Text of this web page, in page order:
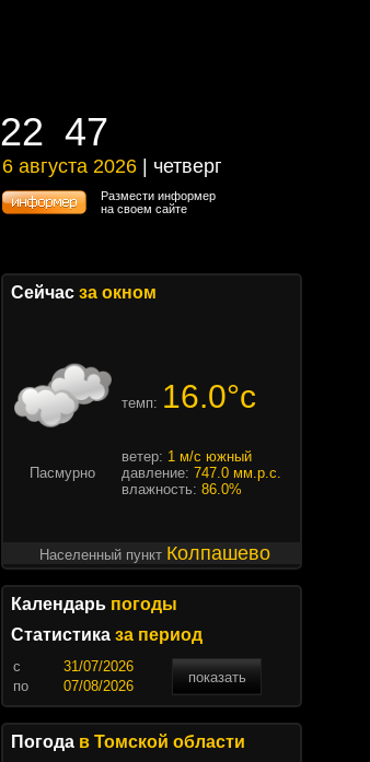
22 47
22 47
6 августа 2026 | четверг
6 августа 2026 | четверг
Размести информер
на своем сайте
Сейчас за окном
темп: 16.0°c
Пасмурно
ветер: 1 м/с южный
давление: 747.0 мм.р.с.
влажность: 86.0%
Населенный пункт Колпашево
Календарь погоды
Статистика за период
c
показать
по
Погода в Томской области